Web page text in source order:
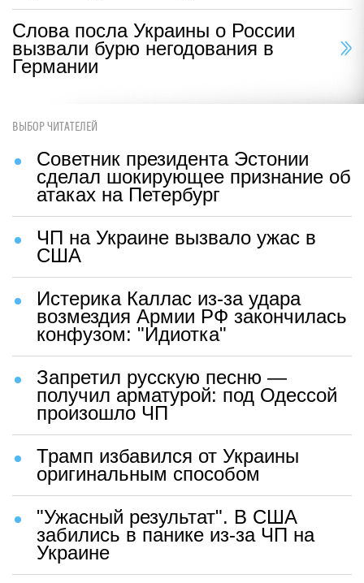
Слова посла Украины о России
вызвали бурю негодования в
Германии
ВЫБОР ЧИТАТЕЛЕЙ
Советник президента Эстонии
сделал шокирующее признание об
атаках на Петербург
ЧП на Украине вызвало ужас в
США
Истерика Каллас из-за удара
возмездия Армии РФ закончилась
конфузом: "Идиотка"
Запретил русскую песню —
получил арматурой: под Одессой
произошло ЧП
Трамп избавился от Украины
оригинальным способом
"Ужасный результат". В США
забились в панике из-за ЧП на
Украине